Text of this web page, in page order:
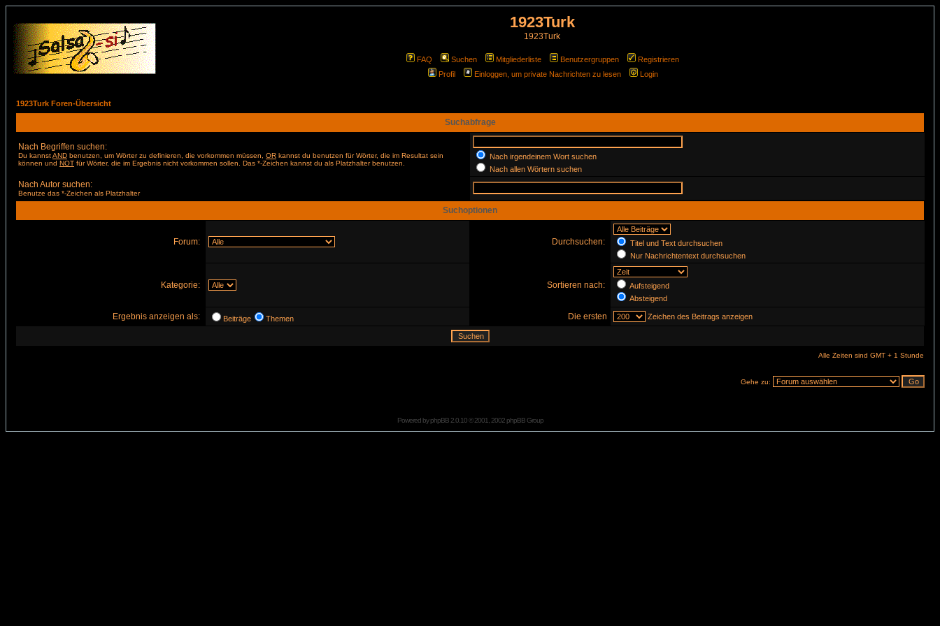
1923Turk
1923Turk
FAQ Suchen Mitgliederliste Benutzergruppen
Registrieren
Profil
Einloggen, um private Nachrichten zu lesen Login
1923Turk Foren-Übersicht
Suchabfrage
Nach Begriffen suchen:
Du kannstAND benutzen, um Wörter zu definieren, die vorkommen müssen, OR kannst du benutzen für Wörter, die im Resultat sein
können und NOT für Wörter, die im Ergebnis nicht vorkommen sollen. Das *-Zeichen kannst du als Platzhalter benutzen.
Nach irgendeinem Wort suchen
Nach allen Wörtern suchen
Nach Autor suchen:
Benutze das *-Zeichen als Platzhalter
Suchoptionen
Forum: Durchsuchen:
Titel und Text durchsuchen
Nur Nachrichtentext durchsuchen
Kategorie: Sortieren nach:
Aufsteigend
Absteigend
Ergebnis anzeigen als: Beiträge Themen Die ersten Zeichen des Beitrags anzeigen
Alle Zeiten sind GMT + 1 Stunde
Gehe zu:
Powered byphpBB2.0.10 © 2001, 2002 phpBB Group